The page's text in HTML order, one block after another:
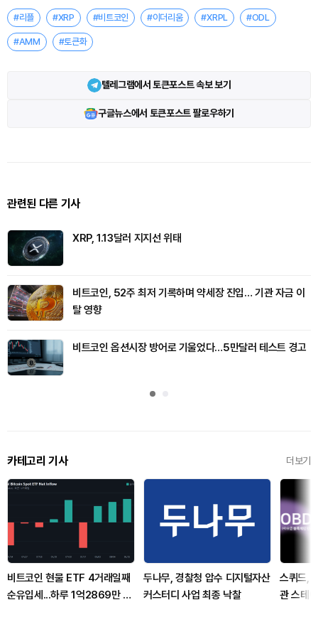
#리플 #XRP #비트코인 #이더리움 #XRPL #ODL
#AMM #토큰화
텔레그램에서 토큰포스트 속보 보기
구글뉴스에서 토큰포스트 팔로우하기
관련된 다른 기사
XRP, 1.13달러 지지선 위태
비트코인, 52주 최저 기록하며 약세장 진입… 기관 자금 이
탈 영향
비트코인 옵션시장 방어로 기울었다…5만달러 테스트 경고
카테고리 기사 더보기
비트코인 현물 ETF 4거래일째
순유입세...하루 1억2869만 달
두나무, 경찰청 압수 디지털자산
커스터디 사업 최종 낙찰
스퀴드,
관 스테